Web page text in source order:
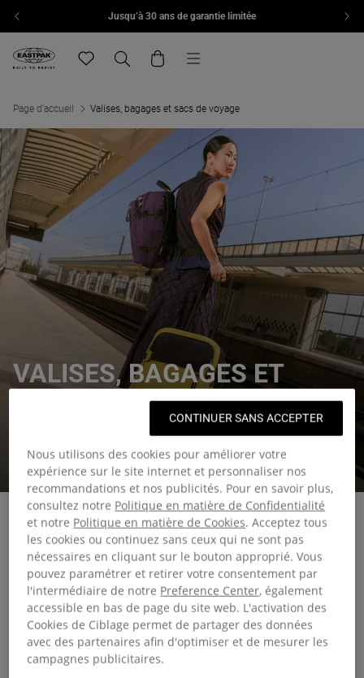
Aller au contenuJusqu’à 30 ans de garantie limitée
Eastpak, accéder à la page d'accueil de eu.eastpak.com
Menu
Page d'accueil Valises, bagages et sacs de voyage
VALISES, BAGAGES ET
SACS DE VOYAGE
Des sacs de voyage sur lesquels vous pouvez compter,
quels que soient vos projets.
Voyagez malin avec le bon bagage
Choisir le bon bagage peut vraiment faire la différence
quand vous êtes en déplacement. Notre collection propose
des sacs de voyage compacts pour les escapades du
week-end, mais aussi de grandes valises pensées pour les
Nous utilisons des cookies pour améliorer votre
expérience sur le site internet et personnaliser nos
recommandations et nos publicités. Pour en savoir plus,
consultez notre Politique en matière de Confidentialité
et notre Politique en matière de Cookies. Acceptez tous
les cookies ou continuez sans ceux qui ne sont pas
nécessaires en cliquant sur le bouton approprié. Vous
pouvez paramétrer et retirer votre consentement par
l'intermédiaire de notre Preference Center, également
accessible en bas de page du site web. L'activation des
Cookies de Ciblage permet de partager des données
avec des partenaires afin d'optimiser et de mesurer les
campagnes publicitaires.
CONTINUER SANS ACCEPTER